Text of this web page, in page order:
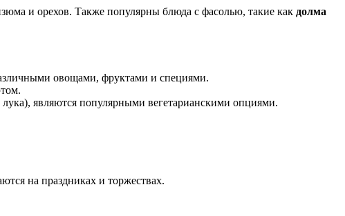
и орехов. Также популярны блюда с фасолью, такие как долма
овощами, фруктами и специями.
являются популярными вегетарианскими опциями.
на праздниках и торжествах.